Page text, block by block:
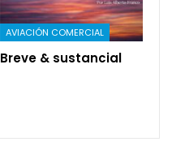
AVIACIÓN COMERCIAL
Breve & sustancial